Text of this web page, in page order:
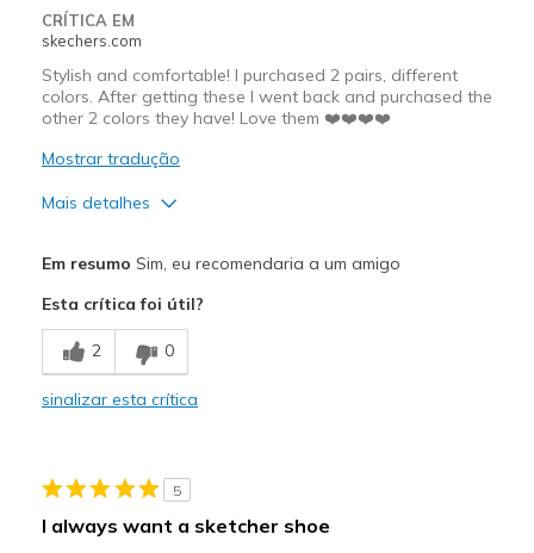
Width
Sizing
View On Shoes
Shoes are for Wearing
CRÍTICA EM
skechers.com
Stylish and comfortable! I purchased 2 pairs, different
colors. After getting these I went back and purchased the
other 2 colors they have! Love them ❤️❤️❤️❤️
Mostrar tradução
Mais detalhes
Breathe Well
Comfortable
Em resumo Sim, eu recomendaria a um amigo
Esta crítica foi útil?
2 0
sinalizar esta crítica
5
I always want a sketcher shoe